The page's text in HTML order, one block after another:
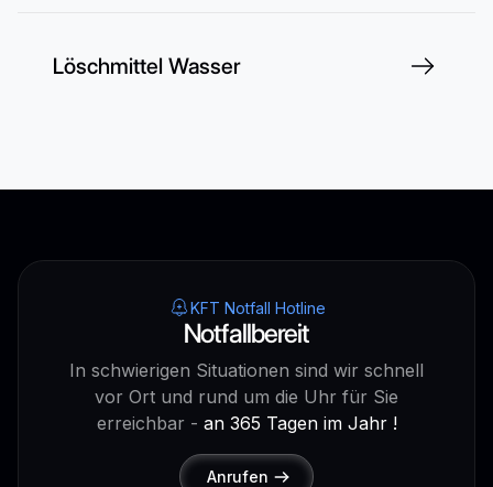
Löschmittel Wasser
KFT Notfall Hotline
Notfallbereit
In schwierigen Situationen sind wir schnell
vor Ort und rund um die Uhr für Sie
erreichbar - an 365 Tagen im Jahr !
Anrufen